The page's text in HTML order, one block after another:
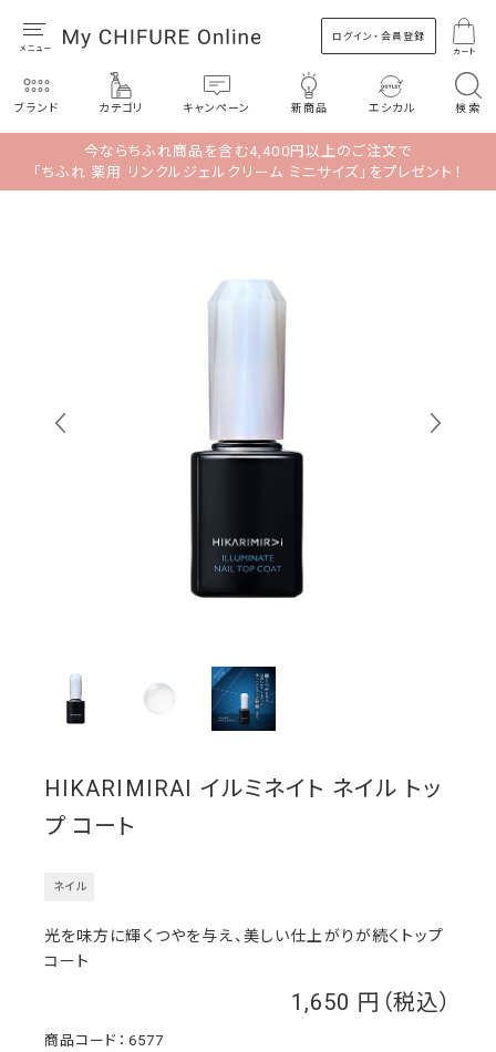
ログイン・会員登録
カート
ブランド カテゴリ キャンペーン 新商品 エシカル 検索
今ならちふれ商品を含む4,400円以上のご注文で
「ちふれ 薬用 リンクルジェルクリーム ミニサイズ」をプレゼント！
HIKARIMIRAI イルミネイト ネイル トッ
プ コート
ネイル
1,650
6577
光を味方に輝くつやを与え、美しい仕上がりが続くトップ
コート